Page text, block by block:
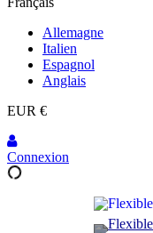
Allemagne
Italien
Espagnol
Anglais
EUR €
Connexion